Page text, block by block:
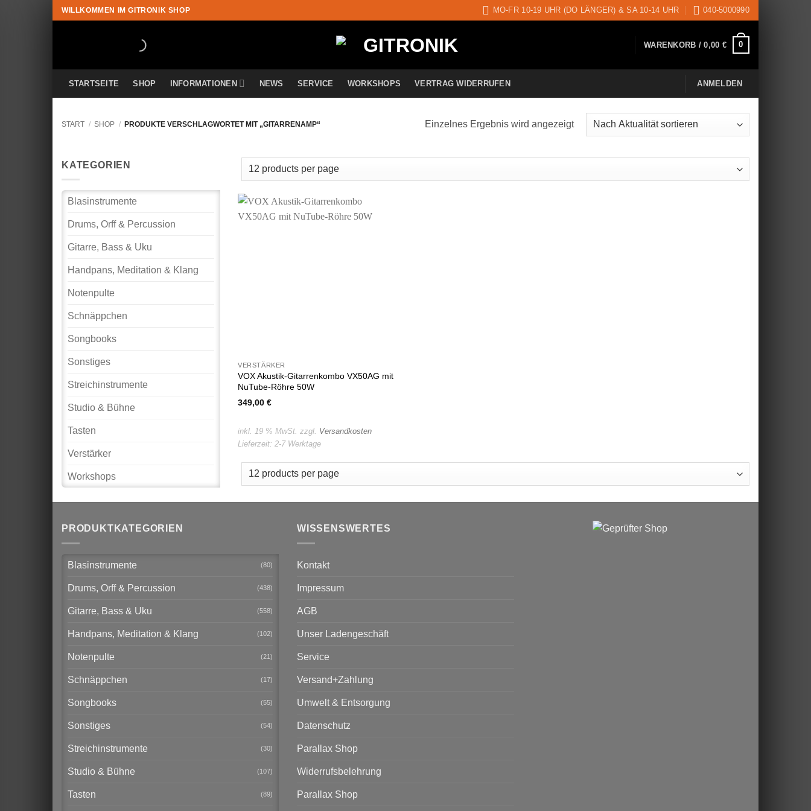
Zum
Inhalt
WILLKOMMEN IM GITRONIK SHOP MO-FR 10-19 UHR (DO LÄNGER) & SA 10-14 UHR 040-5000990
WARENKORB /0,00 € 0
STARTSEITE SHOP INFORMATIONEN NEWS SERVICE WORKSHOPS VERTRAG WIDERRUFEN ANMELDEN
START / SHOP / PRODUKTE VERSCHLAGWORTET MIT „GITARRENAMP“ Einzelnes Ergebnis wird angezeigt
KATEGORIEN
Blasinstrumente
Drums, Orff & Percussion
Gitarre, Bass & Uku
Handpans, Meditation & Klang
Notenpulte
Schnäppchen
Songbooks
Sonstiges
Streichinstrumente
Studio & Bühne
Tasten
Verstärker
Workshops
VERSTÄRKER
VOX Akustik-Gitarrenkombo VX50AG mit
NuTube-Röhre 50W
349,00€
inkl. 19 % MwSt. zzgl. Versandkosten
Lieferzeit:2-7 Werktage
PRODUKTKATEGORIEN
Blasinstrumente (80)
Drums, Orff & Percussion (438)
Gitarre, Bass & Uku (558)
Handpans, Meditation & Klang (102)
Notenpulte (21)
Schnäppchen (17)
Songbooks (55)
Sonstiges (54)
Streichinstrumente (30)
Studio & Bühne (107)
Tasten (89)
WISSENSWERTES
Kontakt
Impressum
AGB
Unser Ladengeschäft
Service
Versand+Zahlung
Umwelt & Entsorgung
Datenschutz
Parallax Shop
Widerrufsbelehrung
Parallax Shop